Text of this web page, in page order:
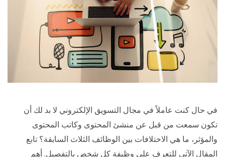
في حال كنت عاملاً في مجال التسويق الإلكتروني لا بد لك أن
تكون سمعت من قبل عن منشئ المحتوى وكاتب المحتوى
والمؤثر، ما هي الاختلافات بين الوظائف الثلاث السابقة؟ تابع
المقال الآتي للتعرف على وظيفة كل شخص بالتفصيل. أهم